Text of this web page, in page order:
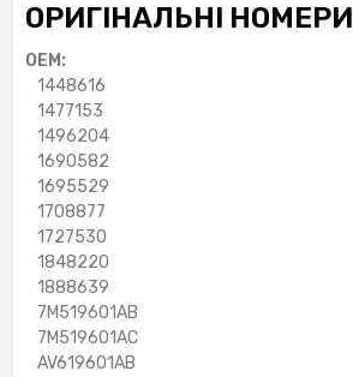
ОРИГІНАЛЬНІ НОМЕРИ
OEM:
1448616
1477153
1496204
1690582
1695529
1708877
1727530
1848220
1888639
7M519601AB
7M519601AC
AV619601AB